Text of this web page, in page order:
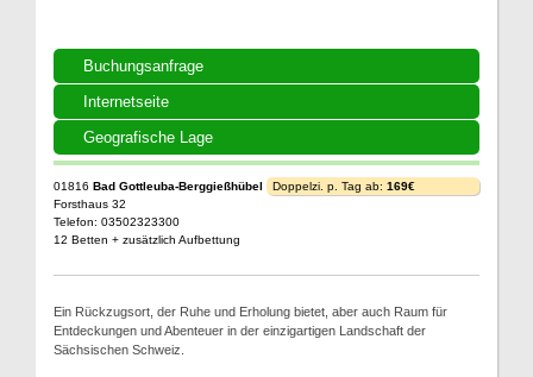
Buchungsanfrage
Internetseite
Geografische Lage
01816 Bad Gottleuba-Berggießhübel
Forsthaus 32
Telefon: 03502323300
12 Betten + zusätzlich Aufbettung
Doppelzi. p. Tag ab: 169€
Ein Rückzugsort, der Ruhe und Erholung bietet, aber auch Raum für
Entdeckungen und Abenteuer in der einzigartigen Landschaft der
Sächsischen Schweiz.